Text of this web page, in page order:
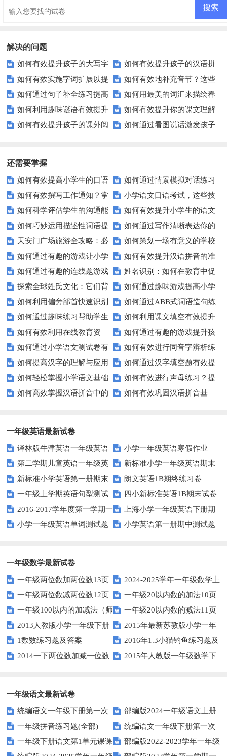
解决的问题
如何有效提升孩子的大写字
母识别能力？这里有妙招！
如何有效提升孩子的汉语拼
音与汉字书写能力？
如何有效实施字词扩展以提
升学生词汇量？
如何有效地补充音节？这些
技巧让你事半功倍！
如何通过句子补全练习提高
阅读理解能力？
如何用最美的词汇来描绘春
天的景色？
如何利用趣味谜语有效提升
学生的语言理解力？
如何有效提升你的课文理解
力？
如何有效提升孩子的课外阅
如何通过看图说话激发孩子
还需要掌握
如何有效提高小学生的口语
交际测试成绩？
如何通过情景模拟对话练习
提高你的沟通能力？
如何有效撰写工作通知？掌
握这些技巧让你的通知更专业！
小学语文口语考试，这些技
巧让孩子自信应考？
如何科学评估学生的沟通能
力？
如何有效提升小学生的语文
拼写能力？
如何巧妙运用描述性词语提
升教育效果？
如何通过写作清晰表达你的
愿望？
天安门广场旅游全攻略：必
看的历史与文化景点
如何策划一场有意义的学校
升旗仪式？
如何通过有趣的游戏让小学
生轻松掌握常见姓氏？
如何有效提升汉语拼音的准
确性和流利度？这里有妙招！
如何通过有趣的连线题游戏
提升孩子的逻辑思维能力？
姓名识别：如何在教育中促
进个性化学习？
探索全球姓氏文化：它们背
后隐藏的故事？
如何通过趣味游戏提高小学
生的拼音水平？
如何利用偏旁部首快速识别
汉字？
如何通过ABB式词语造句练
习提高孩子的语言表达能力？
如何通过趣味练习帮助学生
掌握反义词匹配？
如何利用课文填空有效提升
语文成绩？
如何有效利用在线教育资
源？
如何通过有趣的游戏提升孩
子的句子补全技巧？
如何通过小学语文测试卷有
效提高孩子的阅读与写作技能？
如何有效进行同音字辨析练
习？这些方法让你事半功倍！
如何提高汉字的理解与应用
能力？这里有妙招！
如何通过汉字填空题有效提
升小学生的汉字书写能力？
如何轻松掌握小学语文基础
知识？
如何有效进行声母练习？提
升发音技巧有妙招！
如何高效掌握汉语拼音中的
如何有效巩固汉语拼音基
一年级英语最新试卷
译林版牛津英语一年级英语
1AB测试卷
小学一年级英语寒假作业
第二学期儿童英语一年级英
语期末试卷
新标准小学一年级英语期末
质量检测题
新标准小学英语第一册期末
测试题
朗文英语1B期终练习卷
一年级上学期英语句型测试
题
四小新标准英语1B期末试卷
2016-2017学年度第一学期一
起一年级英语期中试卷
上海小学一年级英语下册期
中试卷
小学一年级英语单词测试题 小学英语第一册期中测试题
一年级数学最新试卷
一年级两位数加两位数13页
2024-2025学年一年级数学上
册期末素养测评卷（考试版A4
人教版）
一年级两位数减两位数12页
一年级20以内数的加法10页
一年级100以内的加减法（师
版）
一年级20以内数的减法11页
2013人教版小学一年级下册
第三单元整理与复习（一）练习
题
2015年最新苏教版小学一年
级数学下册第一次月考试卷
1数数练习题及答案
2016年1.3小猫钓鱼练习题及
答案
2014一下两位数加减一位数
2015年人教版一年级数学下
一年级语文最新试卷
统编语文一年级下册第一次
月考测试题7
部编版2024一年级语文上册
第一单元检测卷
一年级拼音练习题(全部)
统编语文一年级下册第一次
月考测试题6
一年级下册语文第1单元课课
部编版2022-2023学年一年级